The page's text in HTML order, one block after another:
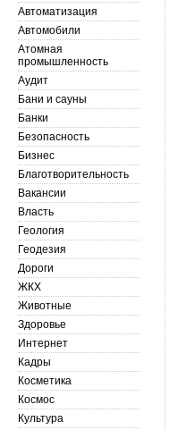
Автоматизация
Автомобили
Атомная
промышленность
Аудит
Бани и сауны
Банки
Безопасность
Бизнес
Благотворительность
Вакансии
Власть
Геология
Геодезия
Дороги
ЖКХ
Животные
Здоровье
Интернет
Кадры
Косметика
Космос
Культура